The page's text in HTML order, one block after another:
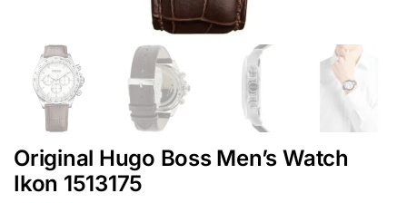
Original Hugo Boss Men’s Watch
Ikon 1513175